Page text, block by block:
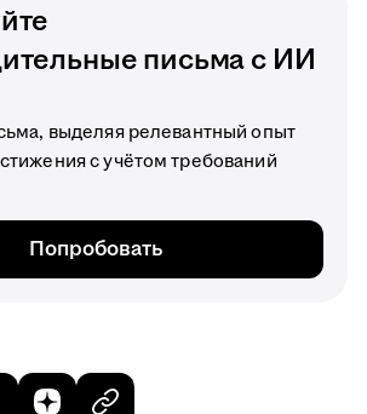
письма с ИИ
выделяя релевантный опыт
с учётом требований
Попробовать